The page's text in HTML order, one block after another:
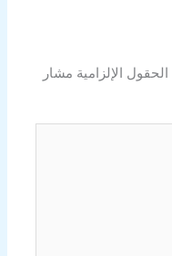
الحقول الإلزامية مشار